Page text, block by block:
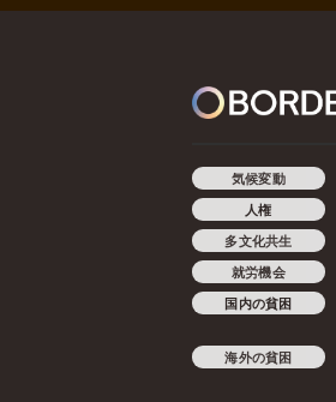
気候変動
人権
多文化共生
就労機会
国内の貧困
海外の貧困